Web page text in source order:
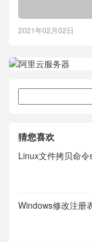
2021年02月02日
猜您喜欢
Linux文件拷贝命
Windows修改注册